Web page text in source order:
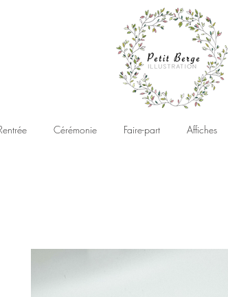
Cérémonie Faire-part Affiches